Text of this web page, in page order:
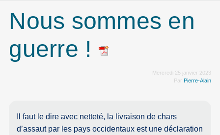
Nous sommes en
guerre !
Mercredi 25 janvier 2023
Par Pierre-Alain
Il faut le dire avec netteté, la livraison de chars
d’assaut par les pays occidentaux est une déclaration